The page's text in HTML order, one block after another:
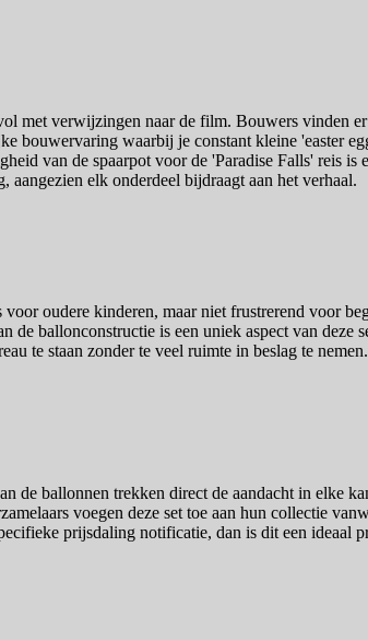
met verwijzingen naar de film. Bouwers vinden
bouwervaring waarbij je constant kleine 'easter
van de spaarpot voor de 'Paradise Falls' reis is
elk onderdeel bijdraagt aan het verhaal.
oudere kinderen, maar niet frustrerend voor
ballonconstructie is een uniek aspect van
te staan zonder te veel ruimte in beslag te
de ballonnen trekken direct de aandacht in elke
voegen deze set toe aan hun collectie
prijsdaling notificatie, dan is dit een ideaal